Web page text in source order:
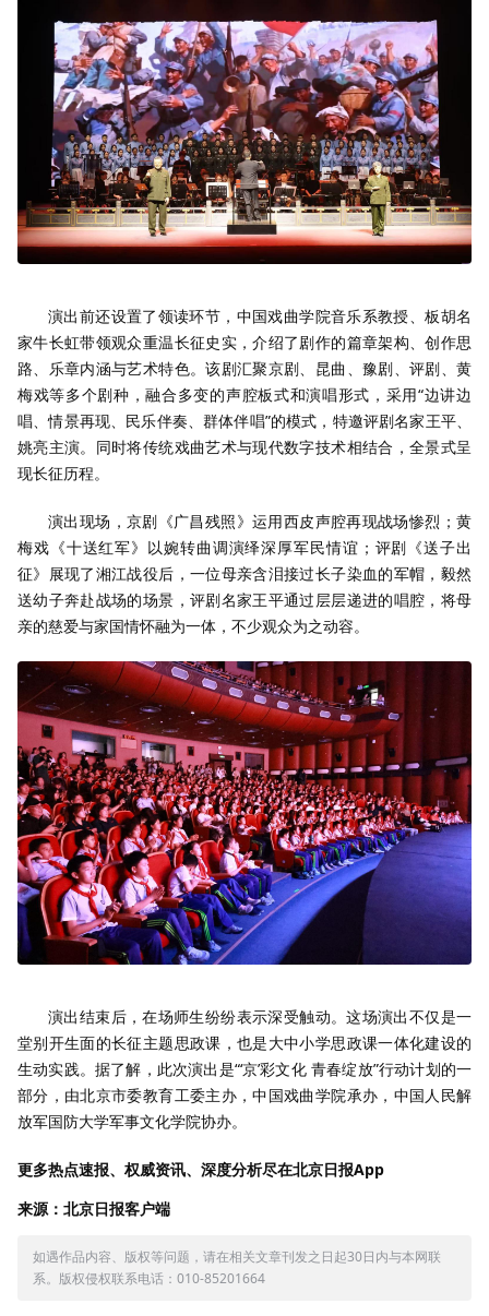
演出前还设置了领读环节，中国戏曲学院音乐系教授、板胡名
家牛长虹带领观众重温长征史实，介绍了剧作的篇章架构、创作思
路、乐章内涵与艺术特色。该剧汇聚京剧、昆曲、豫剧、评剧、黄
梅戏等多个剧种，融合多变的声腔板式和演唱形式，采用“边讲边
唱、情景再现、民乐伴奏、群体伴唱”的模式，特邀评剧名家王平、
姚亮主演。同时将传统戏曲艺术与现代数字技术相结合，全景式呈
现长征历程。
演出现场，京剧《广昌残照》运用西皮声腔再现战场惨烈；黄
梅戏《十送红军》以婉转曲调演绎深厚军民情谊；评剧《送子出
征》展现了湘江战役后，一位母亲含泪接过长子染血的军帽，毅然
送幼子奔赴战场的场景，评剧名家王平通过层层递进的唱腔，将母
亲的慈爱与家国情怀融为一体，不少观众为之动容。
演出结束后，在场师生纷纷表示深受触动。这场演出不仅是一
堂别开生面的长征主题思政课，也是大中小学思政课一体化建设的
生动实践。据了解，此次演出是“‘京’彩文化 青春绽放”行动计划的一
部分，由北京市委教育工委主办，中国戏曲学院承办，中国人民解
放军国防大学军事文化学院协办。
更多热点速报、权威资讯、深度分析尽在北京日报App
来源：北京日报客户端
如遇作品内容、版权等问题，请在相关文章刊发之日起30日内与本网联
系。版权侵权联系电话：010-85201664